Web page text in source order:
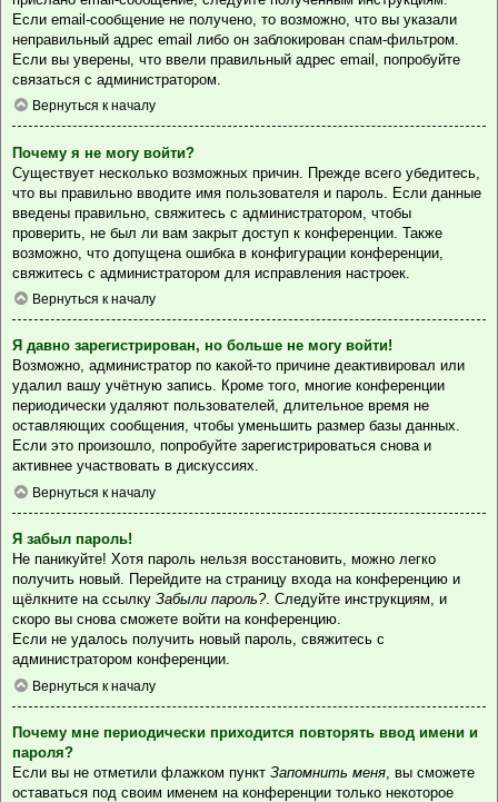
Если email-сообщение не получено, то возможно, что вы указали
неправильный адрес email либо он заблокирован спам-фильтром.
Если вы уверены, что ввели правильный адрес email, попробуйте
связаться с администратором.
Вернуться к началу
Почему я не могу войти?
Существует несколько возможных причин. Прежде всего убедитесь,
что вы правильно вводите имя пользователя и пароль. Если данные
введены правильно, свяжитесь с администратором, чтобы
проверить, не был ли вам закрыт доступ к конференции. Также
возможно, что допущена ошибка в конфигурации конференции,
свяжитесь с администратором для исправления настроек.
Вернуться к началу
Я давно зарегистрирован, но больше не могу войти!
Возможно, администратор по какой-то причине деактивировал или
удалил вашу учётную запись. Кроме того, многие конференции
периодически удаляют пользователей, длительное время не
оставляющих сообщения, чтобы уменьшить размер базы данных.
Если это произошло, попробуйте зарегистрироваться снова и
активнее участвовать в дискуссиях.
Вернуться к началу
Я забыл пароль!
Не паникуйте! Хотя пароль нельзя восстановить, можно легко
получить новый. Перейдите на страницу входа на конференцию и
щёлкните на ссылку Забыли пароль?. Следуйте инструкциям, и
скоро вы снова сможете войти на конференцию.
Если не удалось получить новый пароль, свяжитесь с
администратором конференции.
Вернуться к началу
Почему мне периодически приходится повторять ввод имени и
пароля?
Если вы не отметили флажком пункт Запомнить меня , вы сможете
оставаться под своим именем на конференции только некоторое